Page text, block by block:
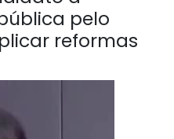
pelo
reformas